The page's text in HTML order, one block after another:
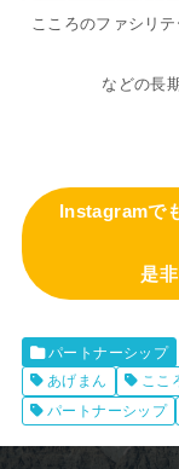
こころのファシリ
などの長
Instagramで
是
パートナーシップ
あげまん
ここ
パートナーシップ